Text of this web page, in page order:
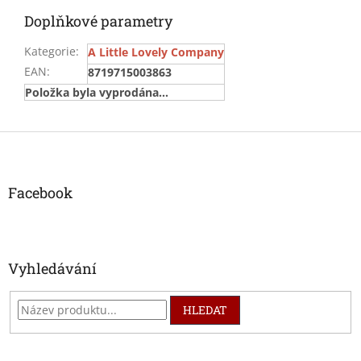
Doplňkové parametry
Kategorie:
A Little Lovely Company
EAN:
8719715003863
Položka byla vyprodána…
Z
Facebook
Vyhledávání
HLEDAT